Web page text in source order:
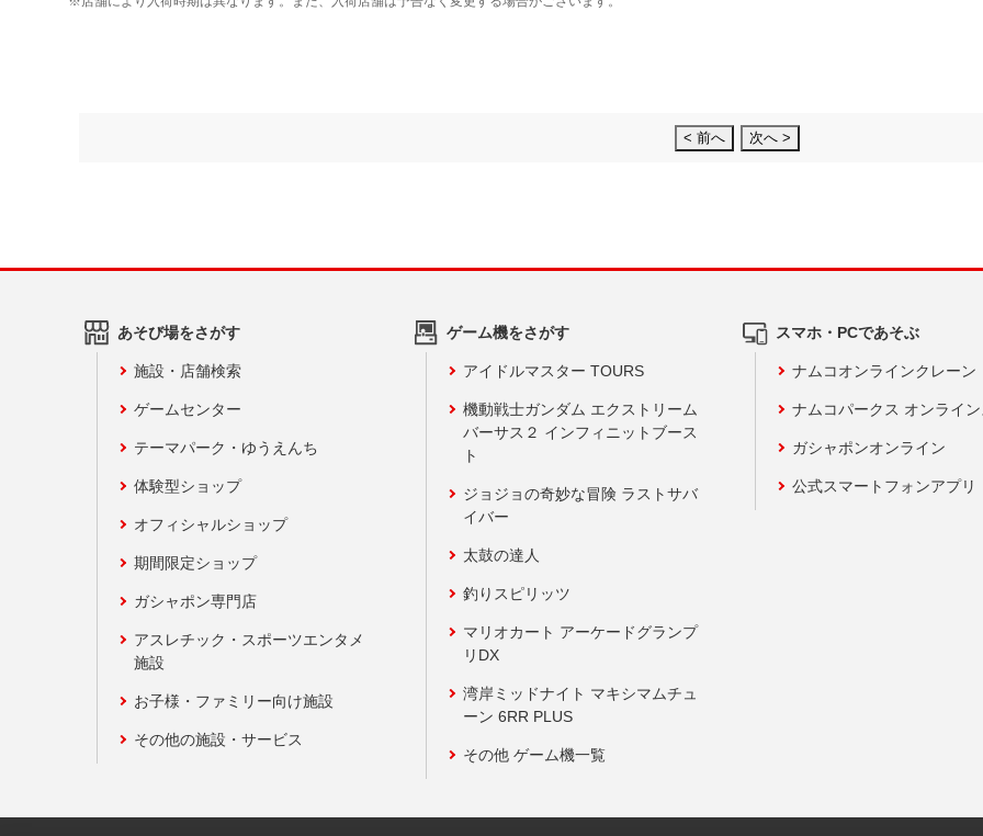
< 前へ 次へ >
あそび場をさがす
施設・店舗検索
ゲームセンター
テーマパーク・ゆうえんち
体験型ショップ
オフィシャルショップ
期間限定ショップ
ガシャポン専門店
アスレチック・スポーツエンタメ
施設
お子様・ファミリー向け施設
その他の施設・サービス
ゲーム機をさがす
アイドルマスター TOURS
機動戦士ガンダム エクストリーム
バーサス２ インフィニットブース
ト
ジョジョの奇妙な冒険 ラストサバ
イバー
太鼓の達人
釣りスピリッツ
マリオカート アーケードグランプ
リDX
湾岸ミッドナイト マキシマムチュ
ーン 6RR PLUS
その他 ゲーム機一覧
スマホ・PCであそぶ
ナムコオンラインクレーン
ナムコパークス オンライ
ガシャポンオンライン
公式スマートフォンアプリ